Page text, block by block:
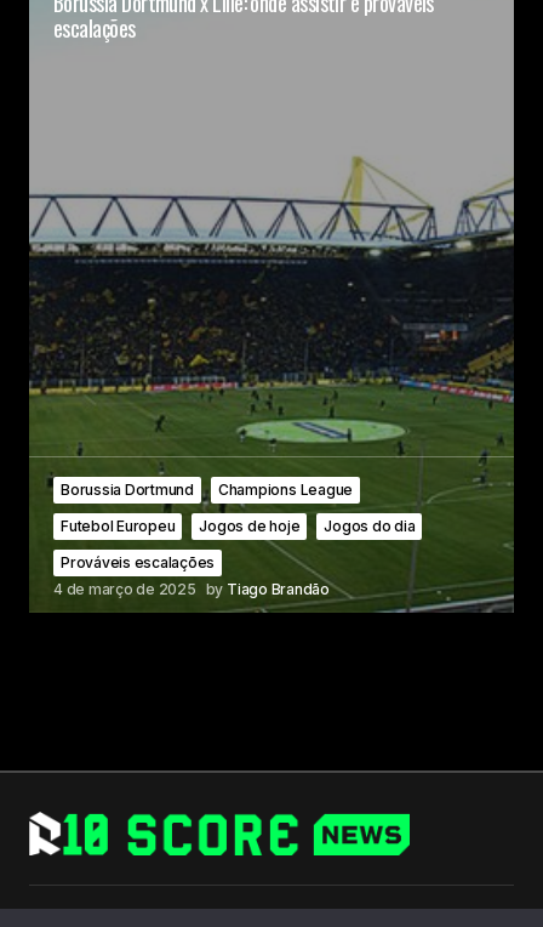
escalações
Borussia Dortmund
Champions League
Futebol Europeu
Jogos de hoje
Jogos do dia
Prováveis escalações
4 de março de 2025 by Tiago Brandão